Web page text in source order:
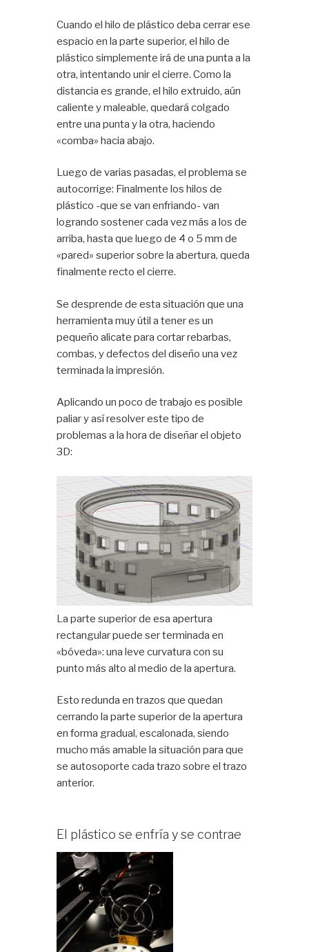
Cuando el hilo de plástico deba cerrar ese
espacio en la parte superior, el hilo de
plástico simplemente irá de una punta a la
otra, intentando unir el cierre. Como la
distancia es grande, el hilo extruido, aún
caliente y maleable, quedará colgado
entre una punta y la otra, haciendo
«comba» hacia abajo.
Luego de varias pasadas, el problema se
autocorrige: Finalmente los hilos de
plástico -que se van enfriando- van
logrando sostener cada vez más a los de
arriba, hasta que luego de 4 o 5 mm de
«pared» superior sobre la abertura, queda
finalmente recto el cierre.
Se desprende de esta situación que una
herramienta muy útil a tener es un
pequeño alicate para cortar rebarbas,
combas, y defectos del diseño una vez
terminada la impresión.
Aplicando un poco de trabajo es posible
paliar y así resolver este tipo de
problemas a la hora de diseñar el objeto
3D:
La parte superior de esa apertura
rectangular puede ser terminada en
«bóveda»: una leve curvatura con su
punto más alto al medio de la apertura.
Esto redunda en trazos que quedan
cerrando la parte superior de la apertura
en forma gradual, escalonada, siendo
mucho más amable la situación para que
se autosoporte cada trazo sobre el trazo
anterior.
El plástico se enfría y se contrae